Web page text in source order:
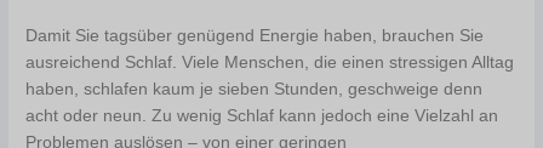
Damit Sie tagsüber genügend Energie haben, brauchen Sie
ausreichend Schlaf. Viele Menschen, die einen stressigen Alltag
haben, schlafen kaum je sieben Stunden, geschweige denn
acht oder neun. Zu wenig Schlaf kann jedoch eine Vielzahl an
Problemen auslösen – von einer geringen